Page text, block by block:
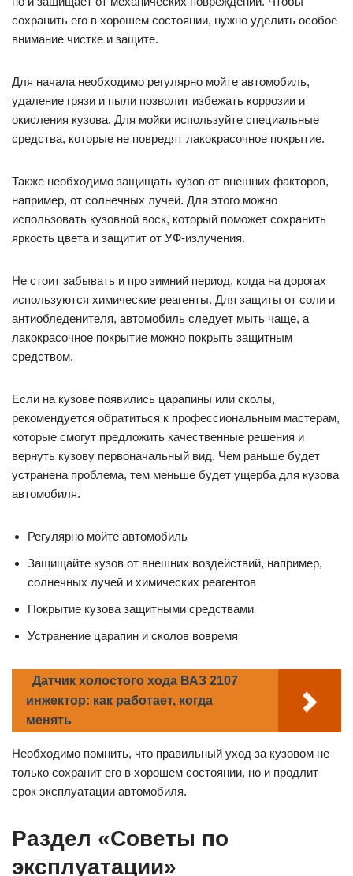
В случае сомнений или отсутствия опыта лучше
обратиться к профессионалам.
в хорошем состоянии
Кузов автомобиля не только придает ему эстетический вид,
сохранить его в хорошем состоянии, нужно уделить особое
внимание чистке и защите.
Для начала необходимо регулярно мойте автомобиль,
окисления кузова. Для мойки используйте специальные
средства, которые не повредят лакокрасочное покрытие.
Также необходимо защищать кузов от внешних факторов,
например, от солнечных лучей. Для этого можно
яркость цвета и защитит от УФ-излучения.
Не стоит забывать и про зимний период, когда на дорогах
используются химические реагенты. Для защиты от соли и
антиобледенителя, автомобиль следует мыть чаще, а
лакокрасочное покрытие можно покрыть защитным
Если на кузове появились царапины или сколы,
рекомендуется обратиться к профессиональным мастерам,
вернуть кузову первоначальный вид. Чем раньше будет
устранена проблема, тем меньше будет ущерба для кузова
Регулярно мойте автомобиль
Защищайте кузов от внешних воздействий, например,
Покрытие кузова защитными средствами
Устранение царапин и сколов вовремя
Датчик холостого хода ВАЗ 2107
инжектор: как работает, когда